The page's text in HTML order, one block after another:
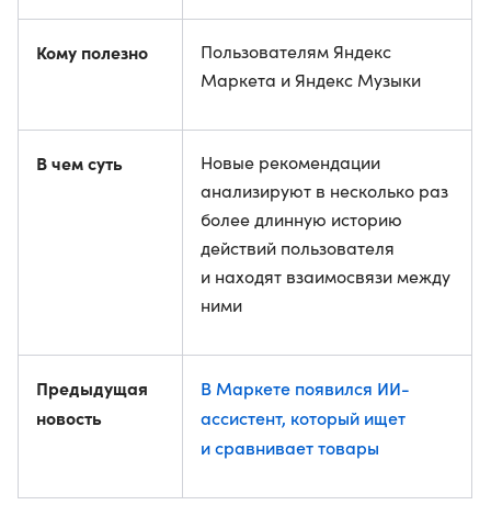
Кому полезно
Пользователям Яндекс
Маркета и Яндекс Музыки
В чем суть
Новые рекомендации
анализируют в несколько раз
более длинную историю
действий пользователя
и находят взаимосвязи между
ними
Предыдущая
новость
В Маркете появился ИИ-
ассистент, который ищет
и сравнивает товары